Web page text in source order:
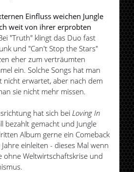
Einfluss weichen Jungle
weit von ihrer erprobten
"Truth" klingt das Duo fast
und "Can't Stop the Stars"
eher zum verträumten
ein. Solche Songs hat man
nicht erwartet, aber nach dem
sie nicht mehr missen.
hat sich bei Loving In
bezahlt gemacht und Jungle
Album gerne ein Comeback
einleiten - dieses Mal wenn
ohne Weltwirtschaftskrise und